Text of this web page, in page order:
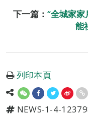
下一篇： “全城家
能
列印本頁
NEWS-1-4-